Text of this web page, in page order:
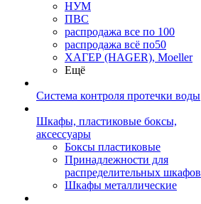
НУМ
ПВС
распродажа все по 100
распродажа всё по50
ХАГЕР (HAGER), Moeller
Ещё
Система контроля протечки воды
Шкафы, пластиковые боксы,
аксессуары
Боксы пластиковые
Принадлежности для
распределительных шкафов
Шкафы металлические